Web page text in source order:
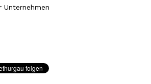
Unternehmen